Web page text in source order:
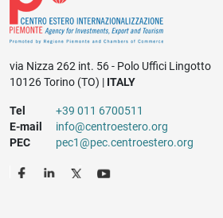
via Nizza 262 int. 56 - Polo Uffici Lingotto
10126 Torino (TO) | ITALY
Tel
+39 011 6700511
E-mail
info@centroestero.org
PEC
pec1@pec.centroestero.org